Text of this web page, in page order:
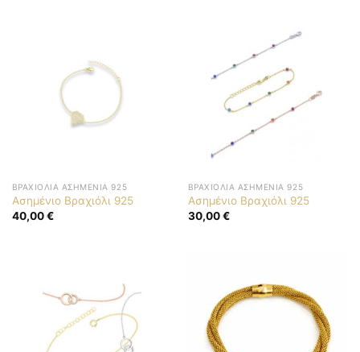
ΒΡΑΧΙΌΛΙΑ ΑΣΗΜΈΝΙΑ 925
Ασημένιο Βραχιόλι 925
40,00€
ΒΡΑΧΙΌΛΙΑ ΑΣΗΜΈΝΙΑ 925
Ασημένιο Βραχιόλι 925
30,00€